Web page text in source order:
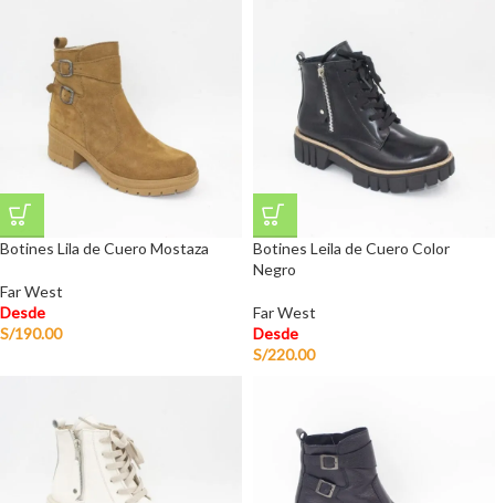
Botines Lila de Cuero Mostaza
Far West
Desde
S/190.00
Botines Leila de Cuero Color
Negro
Far West
Desde
S/220.00